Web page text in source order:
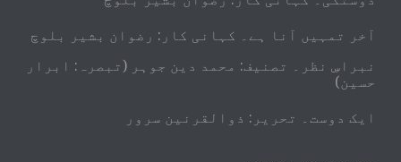
آخر تمہیں آنا ہے۔ کہانی کار: رضوان بشیر بلوچ
نبراسِ نظر۔ تصنیف: محمد دین جوہر (تبصرہ: ابرار
حسین)
ایک دوست۔ تحریر: ذوالقرنین سرور